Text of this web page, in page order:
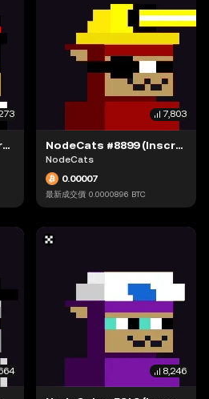
NodeCats #5418 (Inscription #63942309)
7,803
NodeCats #8899 (Inscription #63942109)
NodeCats
0.00007
最新成交價 0.0000896 BTC
8,246